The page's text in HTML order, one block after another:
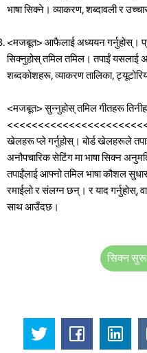
भाषा सिक्ने। व्याकरण, शब्दावली र
<मजबूत> आफैलाई अध्ययन गर्नुहोस्।
सिक्नुहोस् तमिल तमिल। तपाईं
शब्दकोशहरू, व्याकरण तालिका,
<मजबूत> सुन्नुहोस् तमिल गीतहरू
खेलहरू प्ले गर्नुहोस्।बोर्ड खेलहरूले
अनौपचारिक सेटिंग मा भाषा सिक्न
तपाईंलाई आफ्नो तमिल भाषा कौशल
रमाईलो र संलग्न छन्। र याद गर्नुहोस्,
साथ आउँदछ।
सिक्न सुरू